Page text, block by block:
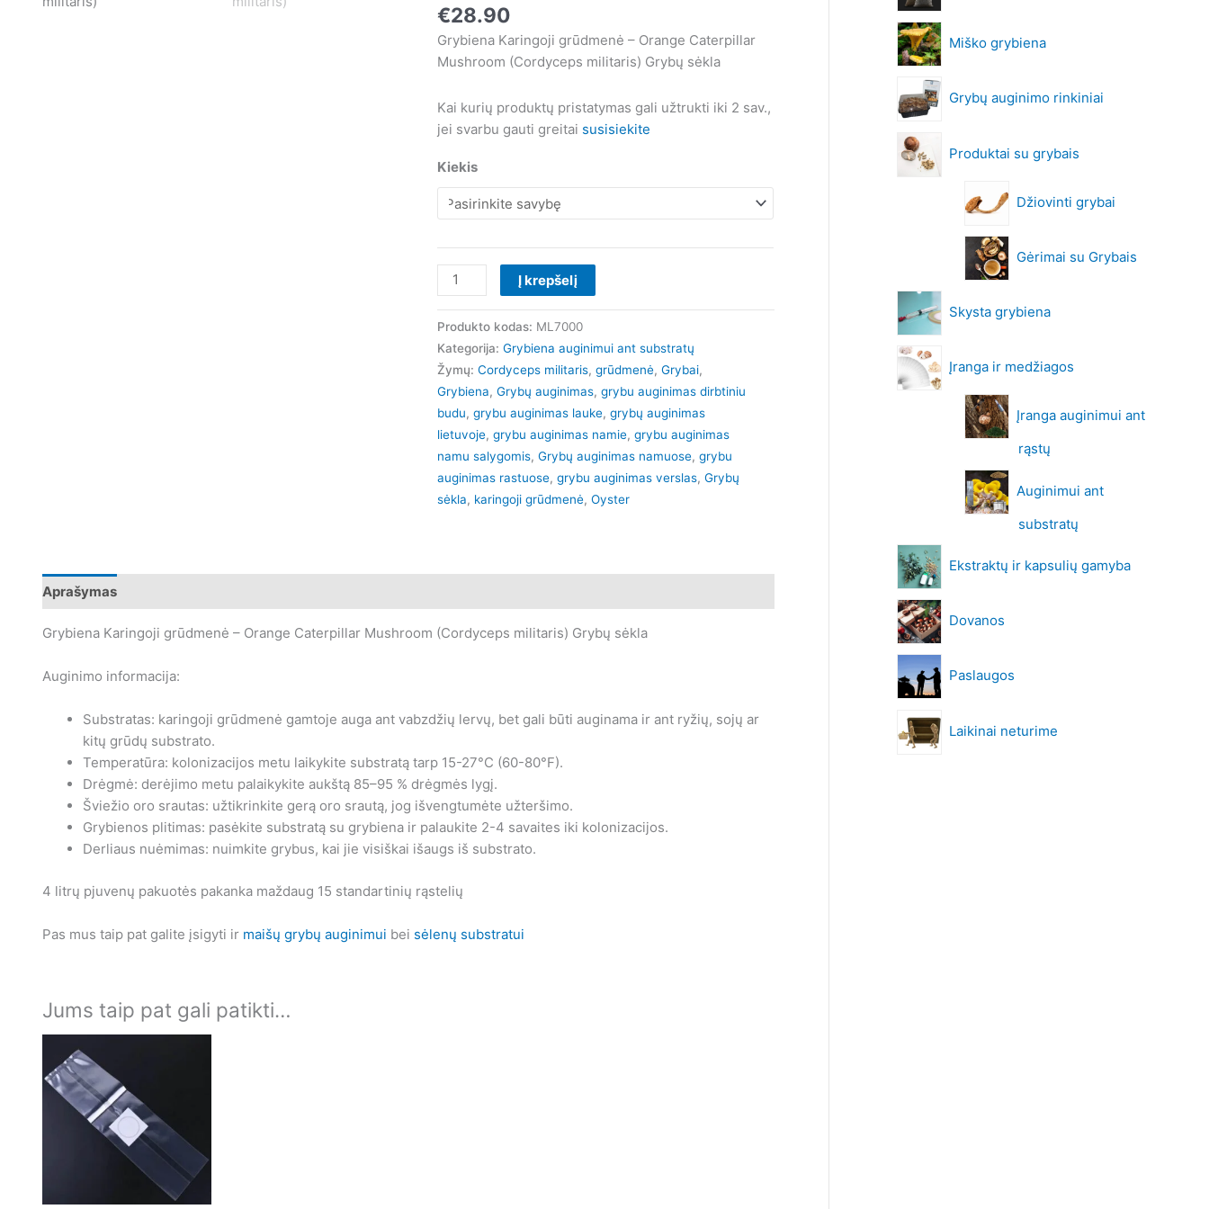
€28.90
Grybiena Karingoji grūdmenė – Orange Caterpillar
Mushroom (Cordyceps militaris) Grybų sėkla
Kai kurių produktų pristatymas gali užtrukti iki 2 sav.,
jei svarbu gauti greitai susisiekite
Kiekis
militaris)
Į krepšelį
Produkto kodas: ML7000
Kategorija:Grybiena auginimui ant substratų
Žymų:Cordyceps militaris,grūdmenė,Grybai,
Grybiena,Grybų auginimas,grybu auginimas dirbtiniu
budu,grybu auginimas lauke,grybų auginimas
lietuvoje,grybu auginimas namie,grybu auginimas
namu salygomis,Grybų auginimas namuose,grybu
auginimas rastuose,grybu auginimas verslas,Grybų
sėkla, karingoji grūdmenė,Oyster
Aprašymas
Grybiena Karingoji grūdmenė – Orange Caterpillar Mushroom (Cordyceps militaris) Grybų sėkla
Auginimo informacija:
Substratas: karingoji grūdmenė gamtoje auga ant vabzdžių lervų, bet gali būti auginama ir ant ryžių, sojų ar
kitų grūdų substrato.
Temperatūra: kolonizacijos metu laikykite substratą tarp 15-27°C (60-80°F).
Drėgmė: derėjimo metu palaikykite aukštą 85–95 % drėgmės lygį.
Šviežio oro srautas: užtikrinkite gerą oro srautą, jog išvengtumėte užteršimo.
Grybienos plitimas: pasėkite substratą su grybiena ir palaukite 2-4 savaites iki kolonizacijos.
Derliaus nuėmimas: nuimkite grybus, kai jie visiškai išaugs iš substrato.
4 litrų pjuvenų pakuotės pakanka maždaug 15 standartinių rąstelių
Pas mus taip pat galite įsigyti ir maišų grybų auginimui bei sėlenų substratui
Jums taip pat gali patikti…
Miško grybiena
Grybų auginimo rinkiniai
Produktai su grybais
Džiovinti grybai
Gėrimai su Grybais
Skysta grybiena
Įranga ir medžiagos
Įranga auginimui ant
rąstų
Auginimui ant
substratų
Ekstraktų ir kapsulių gamyba
Dovanos
Paslaugos
Laikinai neturime